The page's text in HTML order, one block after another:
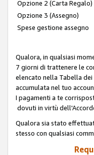
Opzione 2 (Carta Regalo)
Opzione 3 (Assegno)
Spese gestione assegno
Qualora, in qualsiasi
7 giorni di trattenere le
elencato nella Tabella
accumulata nel tuo
I pagamenti a te
dovuti in virtù
Qualora sia stato
stesso con qualsiasi